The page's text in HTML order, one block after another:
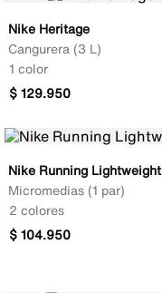
Nike Heritage
Cangurera (3 L)
1 color
$129.950
Nike Running Lightweight
Micromedias (1 par)
2 colores
$104.950